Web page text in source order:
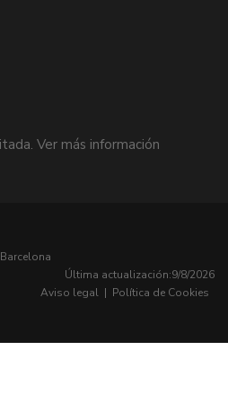
Última actualización:9/8/2026
Aviso legal | Política de Cookies